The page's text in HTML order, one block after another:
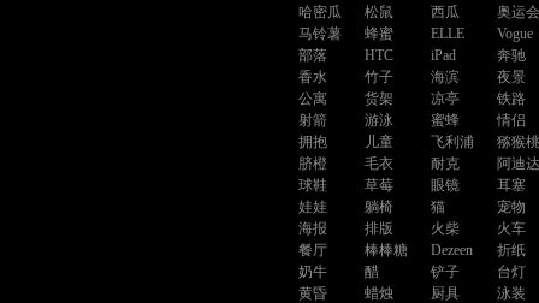
哈密瓜
松鼠 西瓜
奥运会
马铃薯
蜂蜜 ELLE
Vogue
部落
HTC iPad
奔驰
香水
竹子 海滨
夜景
公寓
货架 凉亭
铁路
射箭
游泳 蜜蜂
情侣
拥抱
儿童 飞利浦
猕猴桃
脐橙
毛衣 耐克
阿迪
球鞋
草莓 眼镜
耳塞
娃娃
躺椅 猫
宠物
海报
排版 火柴
火车
餐厅
棒棒糖 Dezeen
折纸
奶牛
醋 铲子
台灯
黄昏
蜡烛 厨具
泳装